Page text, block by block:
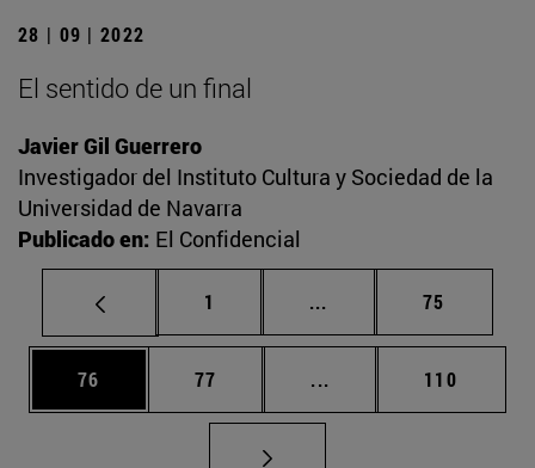
28 | 09 | 2022
El sentido de un final
Javier Gil Guerrero
Investigador del Instituto Cultura y Sociedad de la
Universidad de Navarra
Publicado en: El Confidencial
Página
1 ... Páginas intermedias
Página
75
Página
76 Página
77 ... Páginas intermedias
Página
110